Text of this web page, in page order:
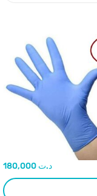
د.ت